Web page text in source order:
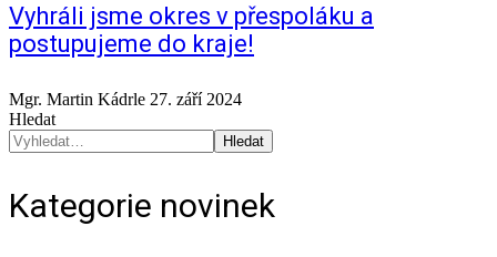
Vyhráli jsme okres v přespoláku a
postupujeme do kraje!
Mgr. Martin Kádrle 27. září 2024
Hledat
Hledat
Kategorie novinek